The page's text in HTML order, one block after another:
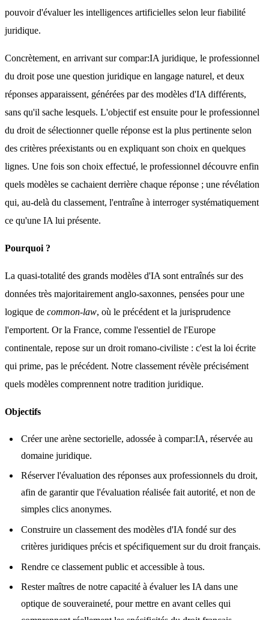
pouvoir d'évaluer les intelligences artificielles selon leur fiabilité
juridique.
Concrètement, en arrivant sur compar:IA juridique, le professionnel
du droit pose une question juridique en langage naturel, et deux
réponses apparaissent, générées par des modèles d'IA différents,
sans qu'il sache lesquels. L'objectif est ensuite pour le professionnel
du droit de sélectionner quelle réponse est la plus pertinente selon
des critères préexistants ou en expliquant son choix en quelques
lignes. Une fois son choix effectué, le professionnel découvre enfin
quels modèles se cachaient derrière chaque réponse ; une révélation
qui, au-delà du classement, l'entraîne à interroger systématiquement
ce qu'une IA lui présente.
Pourquoi ?
La quasi-totalité des grands modèles d'IA sont entraînés sur des
données très majoritairement anglo-saxonnes, pensées pour une
logique de common-law, où le précédent et la jurisprudence
l'emportent. Or la France, comme l'essentiel de l'Europe
continentale, repose sur un droit romano-civiliste : c'est la loi écrite
qui prime, pas le précédent. Notre classement révèle précisément
quels modèles comprennent notre tradition juridique.
Objectifs
Créer une arène sectorielle, adossée à compar:IA, réservée au
domaine juridique.
Réserver l'évaluation des réponses aux professionnels du droit,
afin de garantir que l'évaluation réalisée fait autorité, et non de
simples clics anonymes.
Construire un classement des modèles d'IA fondé sur des
critères juridiques précis et spécifiquement sur du droit français.
Rendre ce classement public et accessible à tous.
Rester maîtres de notre capacité à évaluer les IA dans une
optique de souveraineté, pour mettre en avant celles qui